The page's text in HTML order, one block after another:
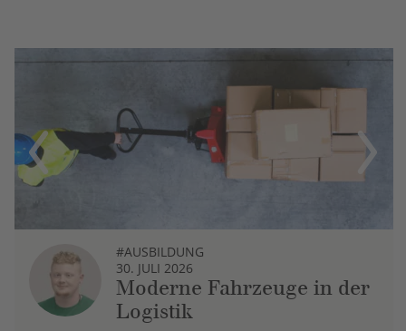
Previous
#AUSBILDUNG
30. JULI 2026
Moderne Fahrzeuge in der
Logistik
Next